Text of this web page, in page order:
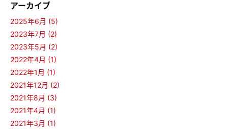
アーカイブ
2025年6月 (5)
2023年7月 (2)
2023年5月 (2)
2022年4月 (1)
2022年1月 (1)
2021年12月 (2)
2021年8月 (3)
2021年4月 (1)
2021年3月 (1)